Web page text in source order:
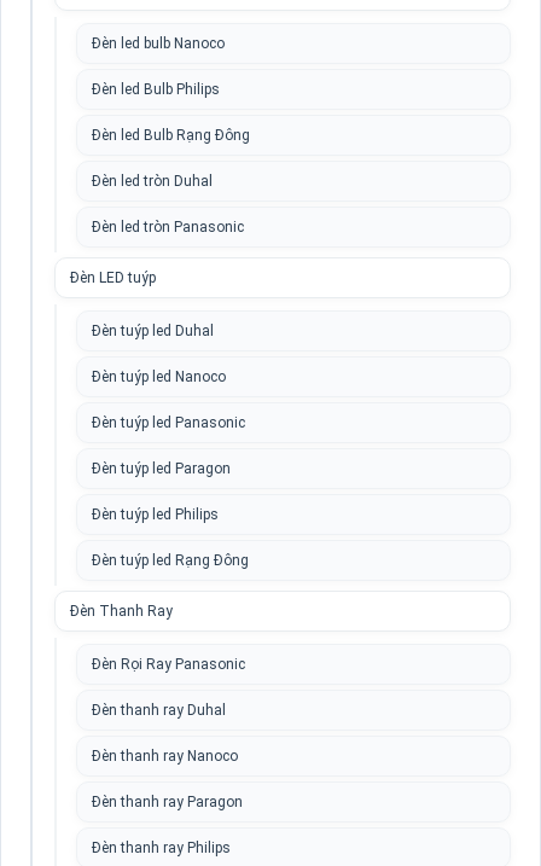
Đèn led bulb Nanoco
Đèn led Bulb Philips
Đèn led Bulb Rạng Đông
Đèn led tròn Duhal
Đèn led tròn Panasonic
Đèn LED tuýp
Đèn tuýp led Duhal
Đèn tuýp led Nanoco
Đèn tuýp led Panasonic
Đèn tuýp led Paragon
Đèn tuýp led Philips
Đèn tuýp led Rạng Đông
Đèn Thanh Ray
Đèn Rọi Ray Panasonic
Đèn thanh ray Duhal
Đèn thanh ray Nanoco
Đèn thanh ray Paragon
Đèn thanh ray Philips